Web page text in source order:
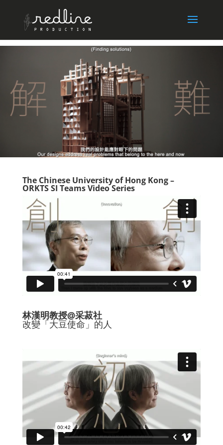
The Chinese University of Hong Kong –
ORKTS SI Teams Video Series
林漢明教授@采菽社
改變「大豆使命」的人